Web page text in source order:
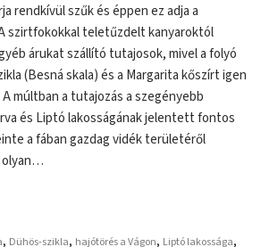
rendkívül szűk és éppen ez adja a
szirtfokokkal teletűzdelt kanyaroktól
árukat szállító tutajosok, mivel a folyó
(Besná skala) és a Margarita kőszírt igen
múltban a tutajozás a szegényebb
és Liptó lakosságának jelentett fontos
a fában gazdag vidék területéről
olyan…
, Dühös-szikla, hajótörés a Vágon, Liptó lakossága,